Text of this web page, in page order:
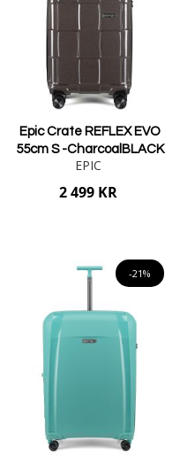
Epic Crate REFLEX EVO
55cm S -CharcoalBLACK
EPIC
2 499 KR
-21%